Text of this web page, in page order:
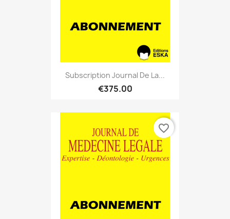
Subscription Journal De La...
€375.00
favorite_border